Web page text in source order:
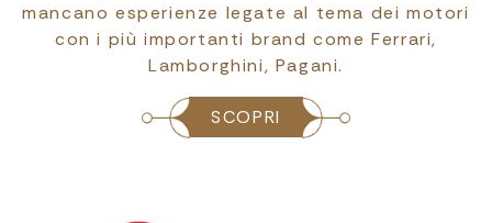
mancano esperienze legate al tema dei motori
con i più importanti brand come Ferrari,
Lamborghini, Pagani.
SCOPRI